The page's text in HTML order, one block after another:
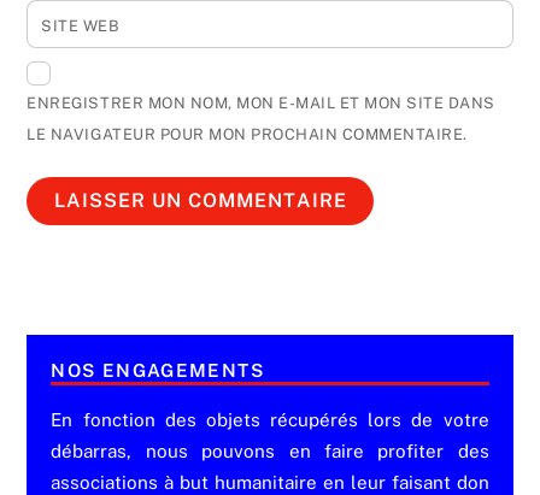
SITE WEB
ENREGISTRER MON NOM, MON E-MAIL ET MON SITE DANS
LE NAVIGATEUR POUR MON PROCHAIN COMMENTAIRE.
NOS ENGAGEMENTS
En fonction des objets récupérés lors de votre
débarras, nous pouvons en faire profiter des
associations à but humanitaire en leur faisant don